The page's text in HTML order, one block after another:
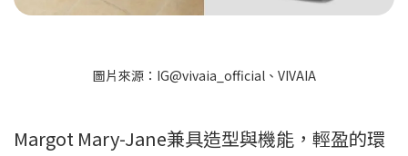
圖片來源：IG@vivaia_official、VIVAIA
Margot Mary-Jane兼具造型與機能，輕盈的環